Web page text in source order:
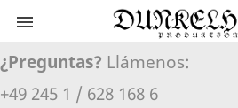

¿Preguntas? Llámenos:
+49 245 1 / 628 168 6